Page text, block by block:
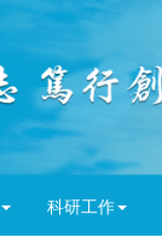
科研工作